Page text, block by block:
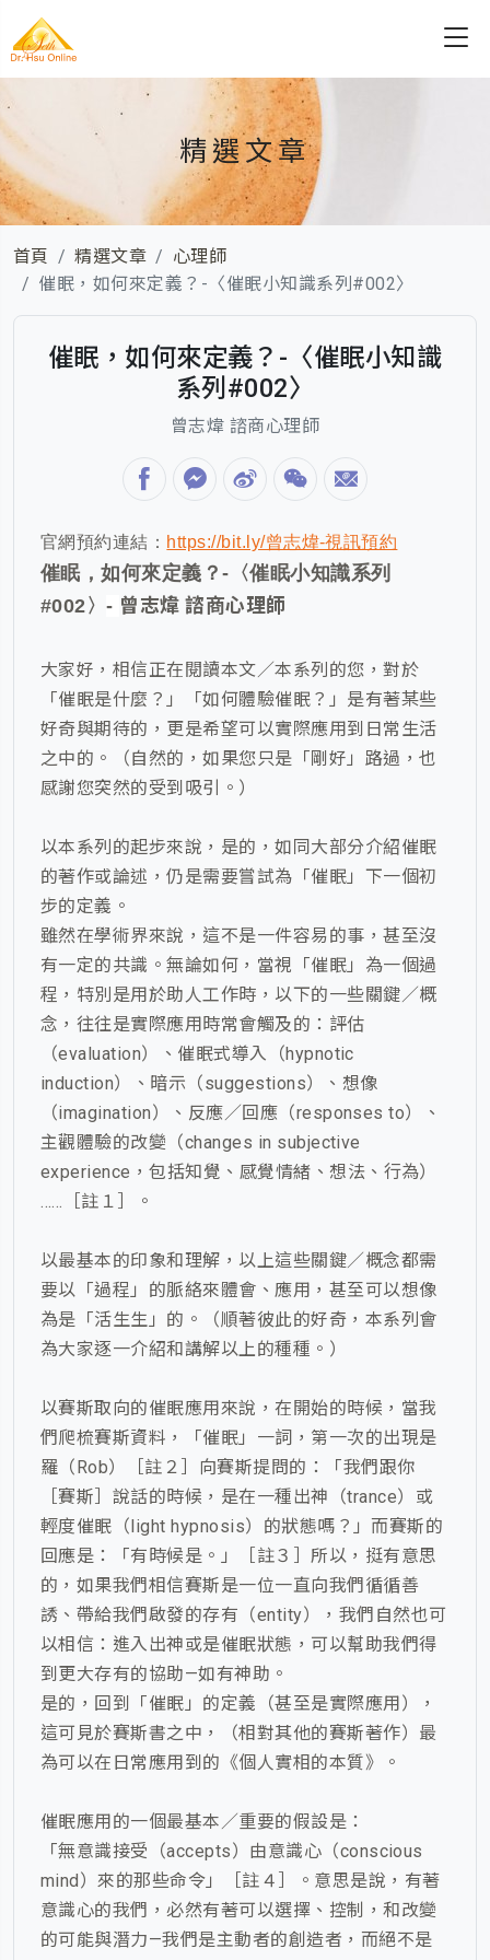
精選文章
首頁 精選文章
心理師
催眠，如何來定義？-〈催眠小知識系列#002〉
催眠，如何來定義？-〈催眠小知識
系列#002〉
曾志煒 諮商心理師
官網預約連結： https://bit.ly/曾志煒-視訊預約
催眠，如何來定義？-〈催眠小知識系列
#002〉- 曾志煒 諮商心理師
大家好，相信正在閱讀本文／本系列的您，對於
「催眠是什麼？」「如何體驗催眠？」是有著某些
好奇與期待的，更是希望可以實際應用到日常生活
之中的。（自然的，如果您只是「剛好」路過，也
感謝您突然的受到吸引。）
以本系列的起步來說，是的，如同大部分介紹催眠
的著作或論述，仍是需要嘗試為「催眠」下一個初
步的定義。
雖然在學術界來說，這不是一件容易的事，甚至沒
有一定的共識。無論如何，當視「催眠」為一個過
程，特別是用於助人工作時，以下的一些關鍵／概
念，往往是實際應用時常會觸及的：評估
（evaluation）、催眠式導入（hypnotic
induction）、暗示（suggestions）、想像
（imagination）、反應／回應（responses to）、
主觀體驗的改變（changes in subjective
experience，包括知覺、感覺情緒、想法、行為）
……［註１］。
以最基本的印象和理解，以上這些關鍵／概念都需
要以「過程」的脈絡來體會、應用，甚至可以想像
為是「活生生」的。（順著彼此的好奇，本系列會
為大家逐一介紹和講解以上的種種。）
以賽斯取向的催眠應用來說，在開始的時候，當我
們爬梳賽斯資料，「催眠」一詞，第一次的出現是
羅（Rob）［註２］向賽斯提問的：「我們跟你
［賽斯］說話的時候，是在一種出神（trance）或
輕度催眠（light hypnosis）的狀態嗎？」而賽斯的
回應是：「有時候是。」［註３］所以，挺有意思
的，如果我們相信賽斯是一位一直向我們循循善
誘、帶給我們啟發的存有（entity），我們自然也可
以相信：進入出神或是催眠狀態，可以幫助我們得
到更大存有的協助—如有神助。
是的，回到「催眠」的定義（甚至是實際應用），
這可見於賽斯書之中，（相對其他的賽斯著作）最
為可以在日常應用到的《個人實相的本質》。
催眠應用的一個最基本／重要的假設是：
「無意識接受（accepts）由意識心（conscious
mind）來的那些命令」［註４］。意思是說，有著
意識心的我們，必然有著可以選擇、控制，和改變
的可能與潛力—我們是主動者的創造者，而絕不是